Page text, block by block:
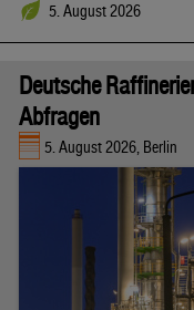
5. August 2026
Deutsche
Abfragen
5. August 2026, Berlin